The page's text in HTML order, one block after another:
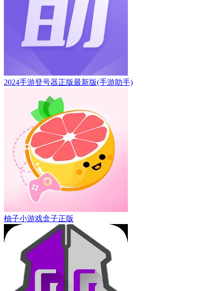
2024手游登号器正版最新版(手游助手)
柚子小游戏盒子正版